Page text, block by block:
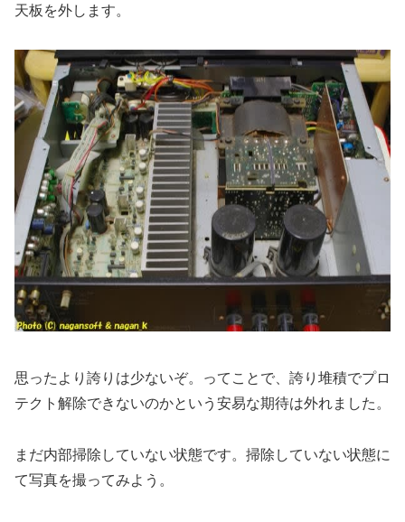
天板を外します。
思ったより誇りは少ないぞ。ってことで、誇り堆積でプロ
テクト解除できないのかという安易な期待は外れました。
まだ内部掃除していない状態です。掃除していない状態に
て写真を撮ってみよう。